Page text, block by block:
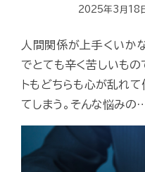
2025年3月18
人間関係が上手くいか
でとても辛く苦しいもの
トもどちらも心が乱れ
てしまう。そんな悩みの